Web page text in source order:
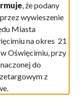
, że podany
wywieszenie
Miasta
na okres 21
Oświęcimiu, przy
do
z